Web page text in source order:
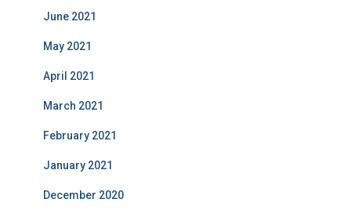
June 2021
May 2021
April 2021
March 2021
February 2021
January 2021
December 2020